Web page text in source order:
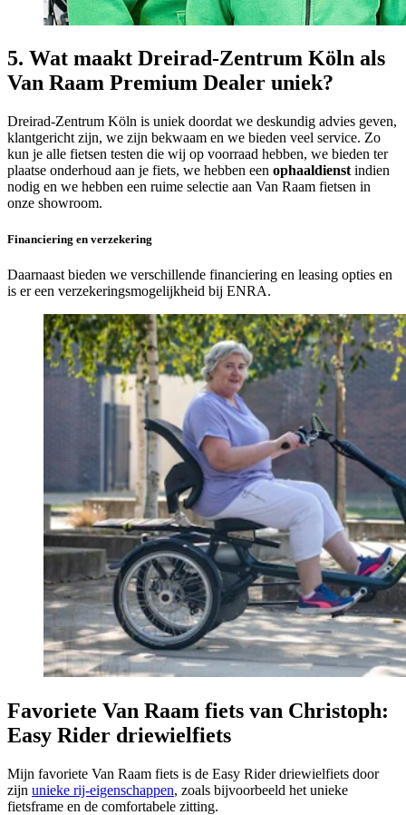
5. Wat maakt Dreirad-Zentrum Köln als
Van Raam Premium Dealer uniek?
Dreirad-Zentrum Köln is uniek doordat we deskundig advies geven,
klantgericht zijn, we zijn bekwaam en we bieden veel service. Zo
kun je alle fietsen testen die wij op voorraad hebben, we bieden ter
plaatse onderhoud aan je fiets, we hebben een ophaaldienst indien
nodig en we hebben een ruime selectie aan Van Raam fietsen in
onze showroom.
Financiering en verzekering
Daarnaast bieden we verschillende financiering en leasing opties en
is er een verzekeringsmogelijkheid bij ENRA.
Favoriete Van Raam fiets van Christoph:
Easy Rider driewielfiets
Mijn favoriete Van Raam fiets is de Easy Rider driewielfiets door
zijn unieke rij-eigenschappen, zoals bijvoorbeeld het unieke
fietsframe en de comfortabele zitting.